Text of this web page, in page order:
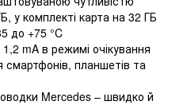
у комплекті карта на 32 ГБ
до +75 °C
mA в режимі очікування
смартфонів, планшетів та
Mercedes – швидко й